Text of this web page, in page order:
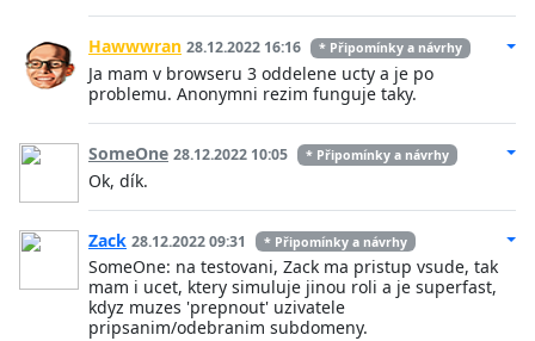
Hawwwran 28.12.2022 16:16 * Připomínky a návrhy
Ja mam v browseru 3 oddelene ucty a je po
problemu. Anonymni rezim funguje taky.
SomeOne 28.12.2022 10:05 * Připomínky a návrhy
Ok, dík.
Zack 28.12.2022 09:31 * Připomínky a návrhy
SomeOne: na testovani, Zack ma pristup vsude, tak
mam i ucet, ktery simuluje jinou roli a je superfast,
kdyz muzes 'prepnout' uzivatele
pripsanim/odebranim subdomeny.